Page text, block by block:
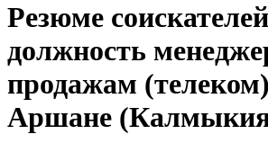
Резюме
должность
продажам
Аршане